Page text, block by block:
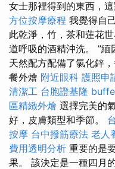
女士那裡得到的東西，
方位按摩療程 我覺得自
此乾淨，竹，茶和蓮花
道呼吸的酒精沖洗。 ”
天然配方配備了氯化鋅
餐外燴 附近眼科 護照申
清潔工 台胞證基隆
區精緻外燴 選擇完美的
好，皮膚類型和季節。
按摩 台中撥筋療法 老人
費用透明分析 重要的是
果。 該決定是一種四月